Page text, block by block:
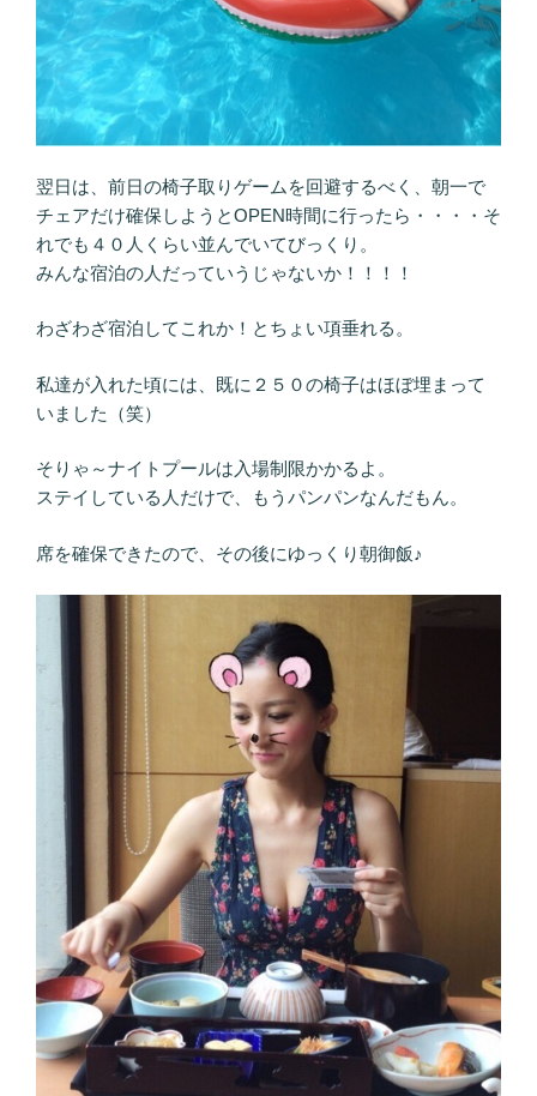
翌日は、前日の椅子取りゲームを回避するべく、朝一で
チェアだけ確保しようとOPEN時間に行ったら・・・・そ
れでも４０人くらい並んでいてびっくり。
みんな宿泊の人だっていうじゃないか！！！！
わざわざ宿泊してこれか！とちょい項垂れる。
私達が入れた頃には、既に２５０の椅子はほぼ埋まって
いました（笑）
そりゃ～ナイトプールは入場制限かかるよ。
ステイしている人だけで、もうパンパンなんだもん。
席を確保できたので、その後にゆっくり朝御飯♪